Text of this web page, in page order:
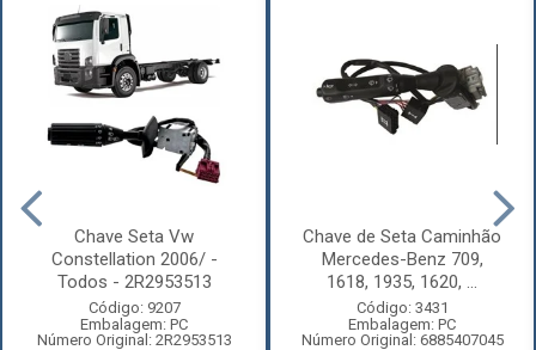
Chave Seta Vw
Constellation 2006/ -
Todos - 2R2953513
Código: 9207
Embalagem: PC
Número Original: 2R2953513
Chave de Seta Caminhão
Mercedes-Benz 709,
1618, 1935, 1620, ...
Código: 3431
Embalagem: PC
Número Original: 6885407045